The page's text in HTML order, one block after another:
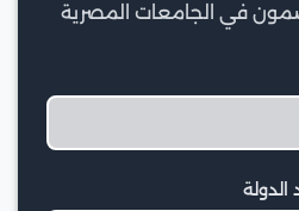
في الجامعات المصرية